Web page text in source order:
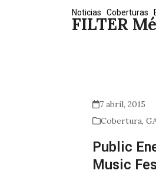
FILTER
Noticias Coberturas
7 abril, 2015
Cobertura,
Public
Music